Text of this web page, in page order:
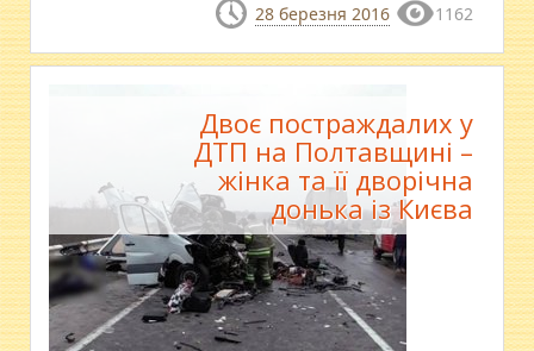
28 березня 2016 1162
Двоє постраждалих у
ДТП на Полтавщині –
жінка та її дворічна
донька із Києва